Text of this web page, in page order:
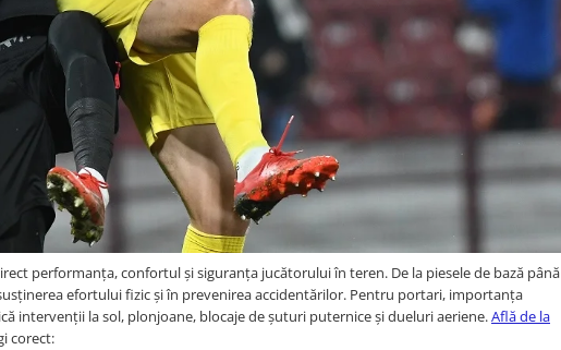
performanța, confortul și siguranța jucătorului în teren. De la piesele de bază până
efortului fizic și în prevenirea accidentărilor. Pentru portari, importanța
intervenții la sol, plonjoane, blocaje de șuturi puternice și dueluri aeriene.Află de la
corect: